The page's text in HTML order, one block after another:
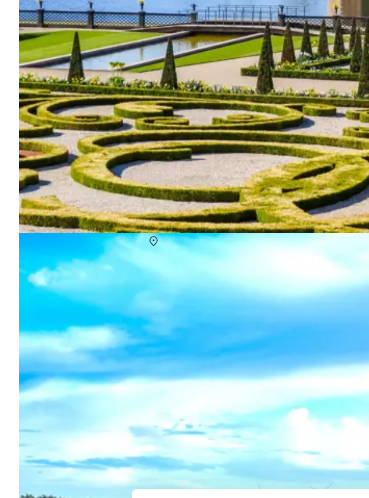
Himmerland - oplevelser for hele familien, par og naturelskere
Fra historie og natur til hyggelige byer og unikke attraktioner - Himmerland er en af
oplevelser og feriedestinationer til både par, familier og naturelskere.
OmHimmerland